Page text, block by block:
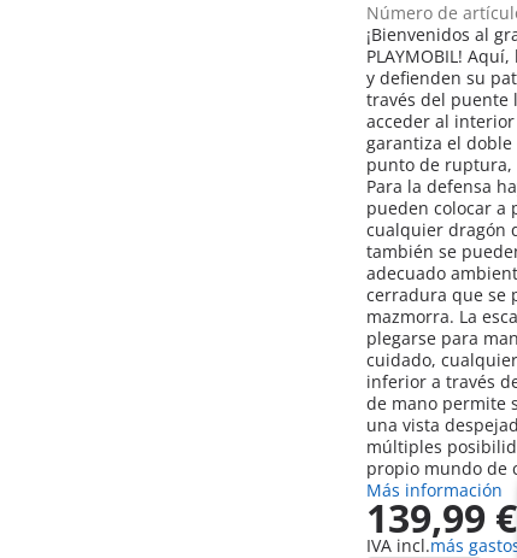
Número de
¡Bienvenidos al
PLAYMOBIL! Aquí, los valientes Caballeros del León vigilan el país
y defienden su
través del puente
acceder al
garantiza el
punto de ruptura,
Para la defensa
pueden colocar a
cualquier dragón
también se
adecuado
cerradura que se
mazmorra. La
plegarse para
cuidado,
inferior a través
de mano permite
una vista
múltiples
propio mundo de
Más información
139,99 €
IVA incl.más